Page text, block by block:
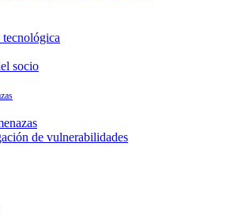
tecnológica
socio
de vulnerabilidades